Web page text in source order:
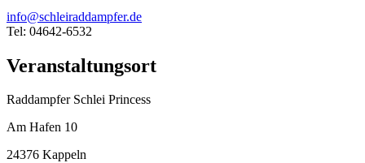
info@schleiraddampfer.de
Tel: 04642-6532
Veranstaltungsort
Raddampfer Schlei Princess
Am Hafen 10
24376 Kappeln